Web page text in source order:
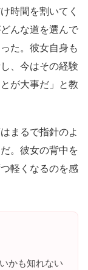
時間を割いてく
んな道を選んで
た。彼女自身も
、今はその経験
が大事だ」と教
まるで指針のよ
。彼女の背中を
軽くなるのを感
かも知れない